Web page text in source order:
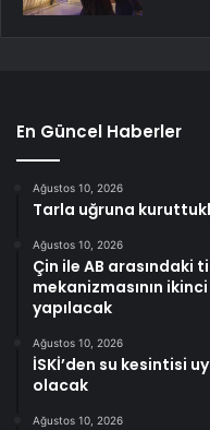
En Güncel Haberler
Ağustos 10, 2026
Tarla uğruna
Ağustos 10, 2026
Çin ile AB arasındaki
mekanizmasının
yapılacak
Ağustos 10, 2026
İSKİ’den su kesintisi
olacak
Ağustos 10, 2026